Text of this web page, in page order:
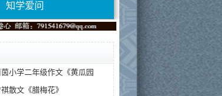
知学爱问
小学二年级作文《黄瓜园
散文《腊梅花》